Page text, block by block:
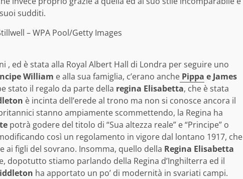
sudditi.
– WPA Pool/Getty Images
, ed è stata alla Royal Albert Hall di Londra per seguire uno
William e alla sua famiglia, c’erano anche Pippa e James
stato il regalo da parte della regina Elisabetta, che è stata
è incinta dell’erede al trono ma non si conosce ancora il
stanno ampiamente scommettendo, la Regina ha
potrà godere del titolo di “Sua altezza reale” e “Principe” o
così un regolamento in vigore dal lontano 1917, che
ai figli del sovrano. Insomma, quello della Regina Elisabetta
dopotutto stiamo parlando della Regina d’Inghilterra ed il
ha apportato un po’ di modernità in svariati campi.